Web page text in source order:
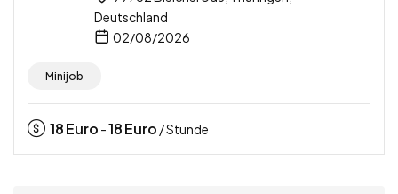
Deutschland
02/08/2026
Minijob
18Euro -18Euro / Stunde